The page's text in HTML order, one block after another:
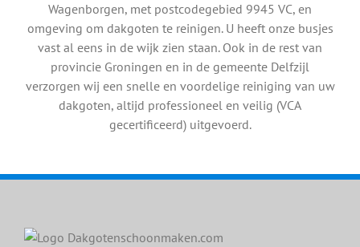
Wagenborgen, met postcodegebied 9945 VC, en
omgeving om dakgoten te reinigen. U heeft onze busjes
vast al eens in de wijk zien staan. Ook in de rest van
provincie Groningen en in de gemeente Delfzijl
verzorgen wij een snelle en voordelige reiniging van uw
dakgoten, altijd professioneel en veilig (VCA
gecertificeerd) uitgevoerd.